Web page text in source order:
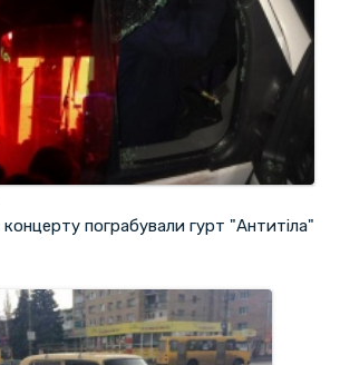
концерту пограбували гурт "Антитіла"